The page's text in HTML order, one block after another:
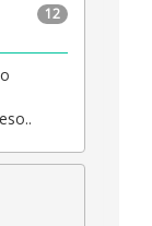
12